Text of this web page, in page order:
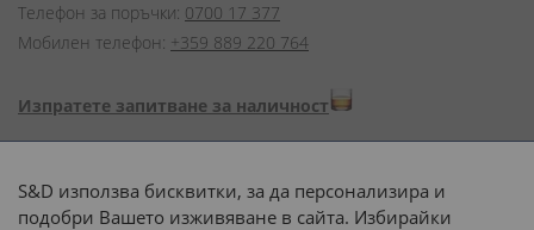
Телефон за поръчки: 0700 17 377
Мобилен телефон: +359 889 220 764
Изпратете запитване за наличност
Начини на плащане:
S&D използва бисквитки, за да персонализира и
подобри Вашето изживяване в сайта. Избирайки